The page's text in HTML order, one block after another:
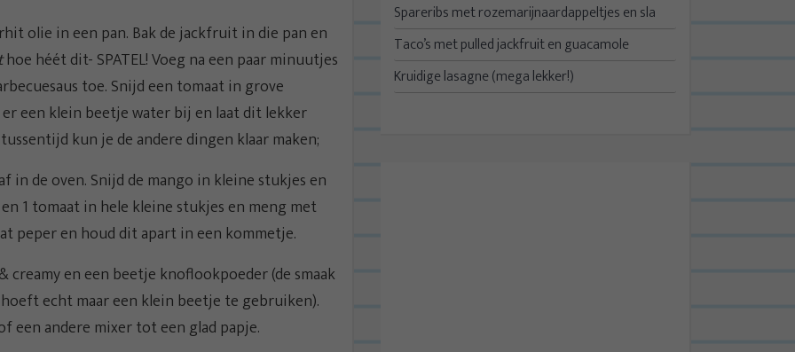
olie in een pan. Bak de jackfruit in die pan en
hoe héét dit- SPATEL! Voeg na een paar minuutjes
toe. Snijd een tomaat in grove
een klein beetje water bij en laat dit lekker
kun je de andere dingen klaar maken;
in de oven. Snijd de mango in kleine stukjes en
1 tomaat in hele kleine stukjes en meng met
peper en houd dit apart in een kommetje.
creamy en een beetje knoflookpoeder (de smaak
echt maar een klein beetje te gebruiken).
een andere mixer tot een glad papje.
Spareribs met rozemarijnaardappeltjes en sla
Taco’s met pulled jackfruit en guacamole
Kruidige lasagne (mega lekker!)